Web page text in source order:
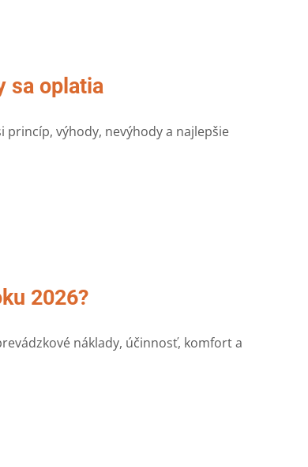
sa oplatia
výhody, nevýhody a najlepšie
2026?
náklady, účinnosť, komfort a